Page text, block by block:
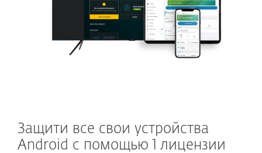
Защити все свои устройства
Android с помощью 1 лицензии